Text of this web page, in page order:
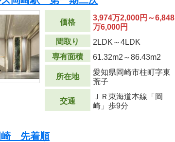
価格
3,974万2,000円～6,848
万6,000円
間取り
2LDK～4LDK
専有面積
61.32m2 ～86.43m2
所在地
愛知県岡崎市柱町字東
荒子
交通
ＪＲ東海道本線「岡
崎」歩9分
崎 先着順